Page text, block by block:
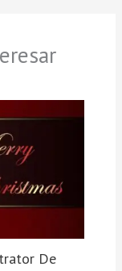
De